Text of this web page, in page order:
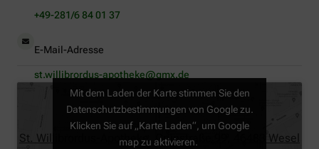
+49-281/6 84 01 37
E-Mail-Adresse
st.willibrordus-apotheke@gmx.de
St. Willibrordus-Apotheke, Grünstraße 99, 46483 Wesel
Mit dem Laden der Karte stimmen Sie den
Datenschutzbestimmungen von Google zu.
Klicken Sie auf „Karte Laden“, um Google
map zu aktivieren.